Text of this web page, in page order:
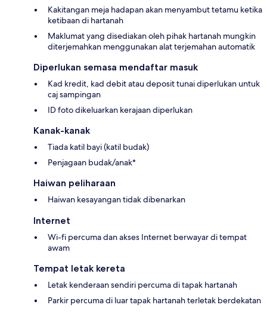
Kakitangan meja hadapan akan menyambut tetamu ketika
ketibaan di hartanah
Maklumat yang disediakan oleh pihak hartanah mungkin
diterjemahkan menggunakan alat terjemahan automatik
Diperlukan semasa mendaftar masuk
Kad kredit, kad debit atau deposit tunai diperlukan untuk
caj sampingan
ID foto dikeluarkan kerajaan diperlukan
Kanak-kanak
Tiada katil bayi (katil budak)
Penjagaan budak/anak*
Haiwan peliharaan
Haiwan kesayangan tidak dibenarkan
Internet
Wi-fi percuma dan akses Internet berwayar di tempat
awam
Tempat letak kereta
Letak kenderaan sendiri percuma di tapak hartanah
Parkir percuma di luar tapak hartanah terletak berdekatan